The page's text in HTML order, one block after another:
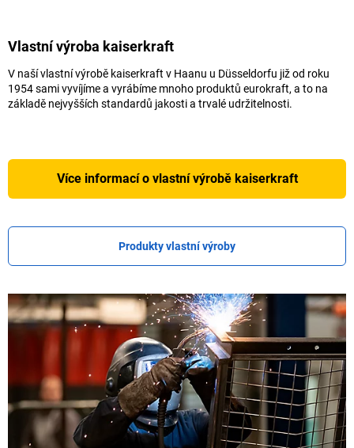
Vlastní výroba kaiserkraft
V naší vlastní výrobě kaiserkraft v Haanu u Düsseldorfu již od roku
1954 sami vyvíjíme a vyrábíme mnoho produktů eurokraft, a to na
základě nejvyšších standardů jakosti a trvalé udržitelnosti.
Více informací o vlastní výrobě kaiserkraft
Produkty vlastní výroby